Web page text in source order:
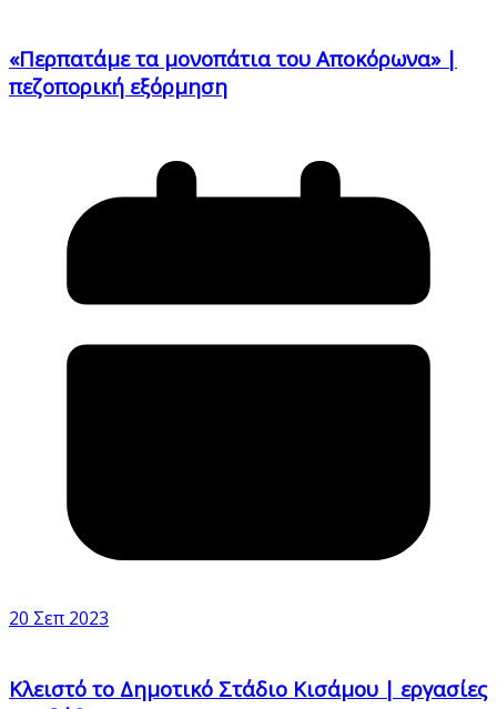
«Περπατάμε τα μονοπάτια του Αποκόρωνα» |
πεζοπορική εξόρμηση
20 Σεπ 2023
Κλειστό το Δημοτικό Στάδιο Κισάμου | εργασίες